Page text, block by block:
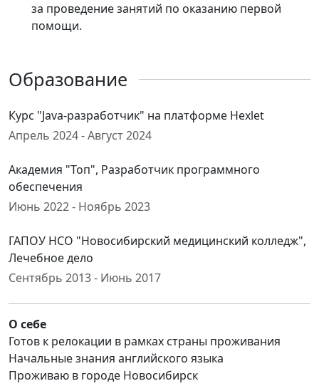
за проведение занятий по оказанию первой
помощи.
Образование
Курс "Java-разработчик" на платформе Hexlet
Апрель 2024 - Август 2024
Академия "Топ", Разработчик программного
обеспечения
Июнь 2022 - Ноябрь 2023
ГАПОУ НСО "Новосибирский медицинский колледж",
Лечебное дело
Сентябрь 2013 - Июнь 2017
О себе
Готов к релокации в рамках страны проживания
Начальные знания английского языка
Проживаю в городе Новосибирск